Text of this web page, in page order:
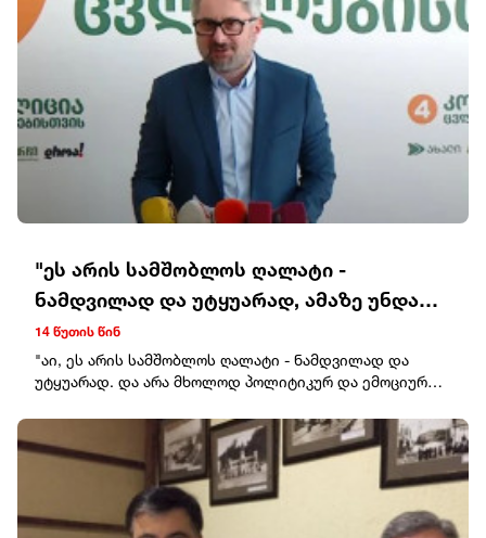
"ეს არის სამშობლოს ღალატი -
ნამდვილად და უტყუარად, ამაზე უნდა
აღიძრას სისხლის სამართლის საქმე"
14 წუთის წინ
"აი, ეს არის სამშობლოს ღალატი - ნამდვილად და
უტყუარად. და არა მხოლოდ პოლიტიკურ და ემოციურ
შეიძლება მოჰყვეს ჩვენი ქვეყნისთვის ნეგატიური
გაგრძელება საერთაშორისო სამართალში, პოლიტიკაში
და გეოპოლიტიკაში, და არა პოლიტიკოსის გაქცეულ
სიტყვას.აი, ამაზე უნდა აღიძრას სისხლის სამართლის
საქმე.ყველაფერს რომ თავი დავანებოთ, რაში
სჭირდება ამ კაცს ამის თქმა, ეს არის სრულიად